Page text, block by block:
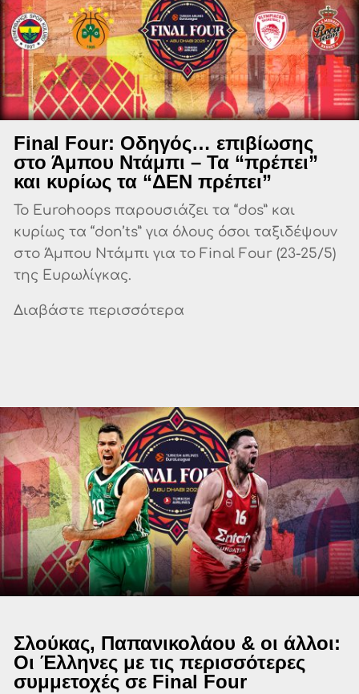
Final Four: Οδηγός… επιβίωσης
στο Άμπου Ντάμπι – Τα “πρέπει”
και κυρίως τα “ΔΕΝ πρέπει”
Το Eurohoops παρουσιάζει τα “dos” και
κυρίως τα “don’ts” για όλους όσοι ταξιδέψουν
στο Άμπου Ντάμπι για το Final Four (23-25/5)
της Ευρωλίγκας.
Διαβάστε περισσότερα
Σλούκας, Παπανικολάου & οι άλλοι:
Οι Έλληνες με τις περισσότερες
συμμετοχές σε Final Four